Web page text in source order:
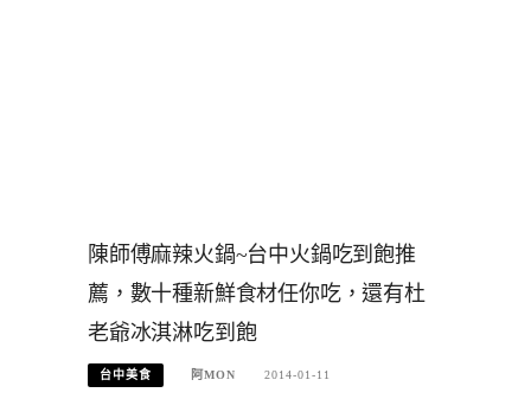
陳師傅麻辣火鍋~台中火鍋吃到飽推
薦，數十種新鮮食材任你吃，還有杜
老爺冰淇淋吃到飽
台中美食 阿MON 2014-01-11